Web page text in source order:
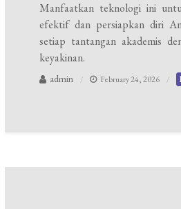
Manfaatkan teknologi ini
efektif dan persiapkan diri
setiap tantangan akademis
keyakinan.
admin February 24, 2026